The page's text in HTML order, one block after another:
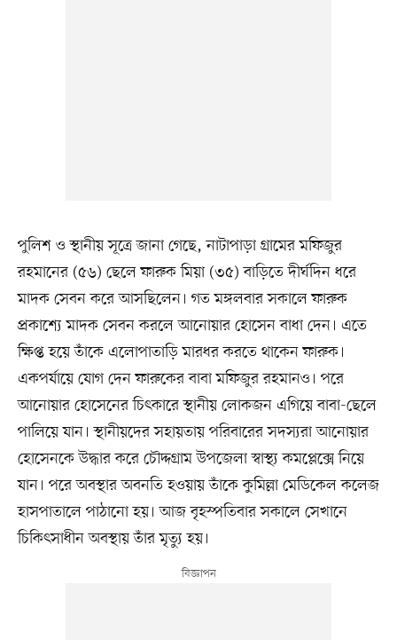
পুলিশ ও স্থানীয় সূত্রে জানা গেছে, নাটাপাড়া গ্রামের মফিজুর
রহমানের (৫৬) ছেলে ফারুক মিয়া (৩৫) বাড়িতে দীর্ঘদিন ধরে
মাদক সেবন করে আসছিলেন। গত মঙ্গলবার সকালে ফারুক
প্রকাশ্যে মাদক সেবন করলে আনোয়ার হোসেন বাধা দেন। এতে
ক্ষিপ্ত হয়ে তাঁকে এলোপাতাড়ি মারধর করতে থাকেন ফারুক।
একপর্যায়ে যোগ দেন ফারুকের বাবা মফিজুর রহমানও। পরে
আনোয়ার হোসেনের চিৎকারে স্থানীয় লোকজন এগিয়ে বাবা-ছেলে
পালিয়ে যান। স্থানীয়দের সহায়তায় পরিবারের সদস্যরা আনোয়ার
হোসেনকে উদ্ধার করে চৌদ্দগ্রাম উপজেলা স্বাস্থ্য কমপ্লেক্সে নিয়ে
যান। পরে অবস্থার অবনতি হওয়ায় তাঁকে কুমিল্লা মেডিকেল কলেজ
হাসপাতালে পাঠানো হয়। আজ বৃহস্পতিবার সকালে সেখানে
চিকিৎসাধীন অবস্থায় তাঁর মৃত্যু হয়।